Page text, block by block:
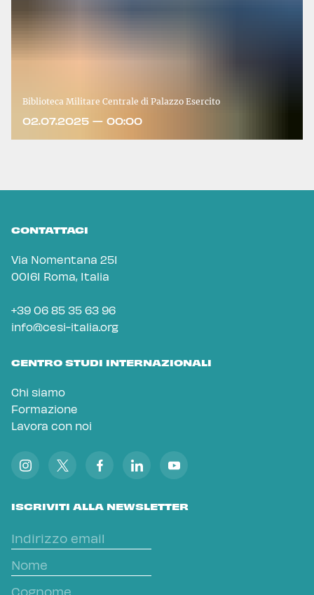
Biblioteca Militare Centrale di Palazzo Esercito
02.07.2025 — 00:00
CONTATTACI
Via Nomentana 251
00161 Roma, Italia
+39 06 85 35 63 96
info@cesi-italia.org
CENTRO STUDI INTERNAZIONALI
Chi siamo
Formazione
Lavora con noi
ISCRIVITI ALLA NEWSLETTER